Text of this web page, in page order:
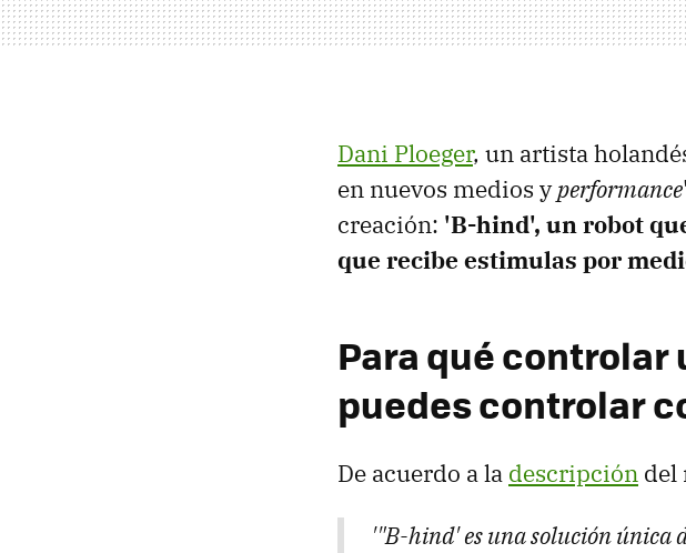
Dani Ploeger, un artista
en nuevos medios yperformance
creación: 'B-hind', un robot
que recibe estimulas por
Para qué controlar
puedes controlar
De acuerdo a la descripción del
'"B-hind' es una solución única